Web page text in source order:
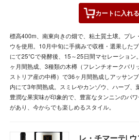
カートに入れる
標高400m、南東向きの畑で、粘土質土壌。プレ
ウを使用。10月中旬に手摘みで収穫・選果した
にて25℃で発酵後、15～25日間マセレーション
ヶ月間熟成、3種類の木樽（フレンチオークバリ
ストリア産の中樽）で36ヶ月間熟成しアッサン
内にて3年間熟成。スミレやカンゾウ、ハーブ、
豊潤な果実味が印象的で、豊富なタンニンのパ
があり、今からでも楽しめるスタイル。